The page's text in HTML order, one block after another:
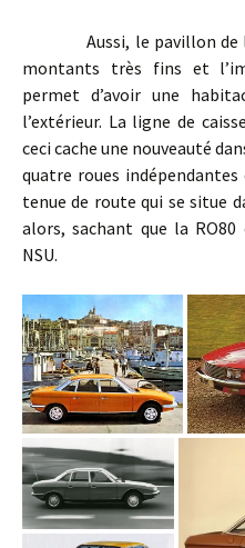
Aussi, le pavillon de la
montants très fins et
permet d’avoir une
l’extérieur. La ligne de
ceci cache une nouveauté
quatre roues
tenue de route qui se situe
alors, sachant que la
NSU.